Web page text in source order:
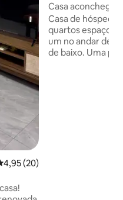
de uma avaliação média
4,95 (20)
Casa
Estacionamento
carros
Casa de hóspedes de
quartos espaçosos, 2 banheiros
um no andar de
de baixo. Uma propriedade fechada,